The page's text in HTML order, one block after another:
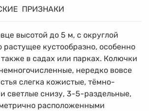
ПРИЗНАКИ
высотой до 5 м, с округлой
растущее кустообразно, особенно
в садах или парках. Колючки
нередко вовсе
слегка кожистые, тёмно-
светлые снизу, 3-5-раздельные,
расположенными